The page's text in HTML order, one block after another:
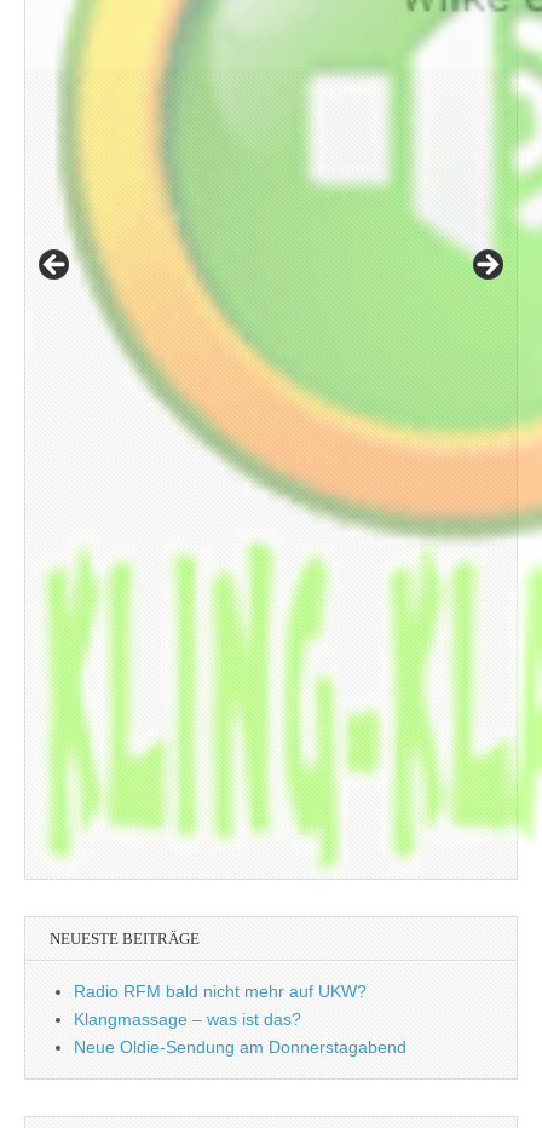
NEUESTE BEITRÄGE
Radio RFM bald nicht mehr auf UKW?
Klangmassage – was ist das?
Neue Oldie-Sendung am Donnerstagabend